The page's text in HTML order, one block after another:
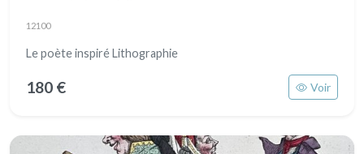
12100
Le poète inspiré Lithographie
180 € Voir